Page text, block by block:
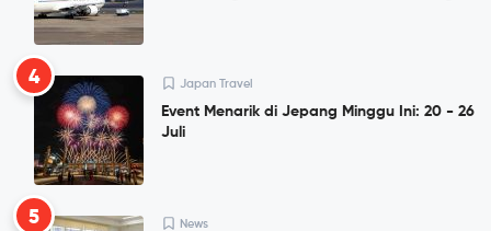
4 Japan Travel
Event Menarik di Jepang Minggu Ini: 20 - 26
Juli
5 News